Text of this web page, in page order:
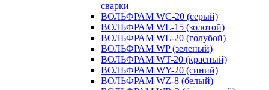
сварки
ВОЛЬФРАМ WC-20 (серый)
ВОЛЬФРАМ WL-15 (золотой)
ВОЛЬФРАМ WL-20 (голубой)
ВОЛЬФРАМ WP (зеленый)
ВОЛЬФРАМ WT-20 (красный)
ВОЛЬФРАМ WY-20 (синий)
ВОЛЬФРАМ WZ-8 (белый)